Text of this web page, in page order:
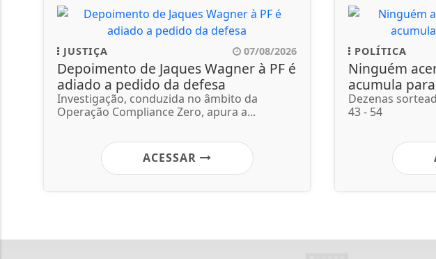
JUSTIÇA 07/08/2026
Depoimento de Jaques Wagner à PF é
adiado a pedido da defesa
Investigação, conduzida no âmbito da
Operação Compliance Zero, apura a...
ACESSAR
POLÍTICA
Ninguém
acumula
Dezenas
43 - 54